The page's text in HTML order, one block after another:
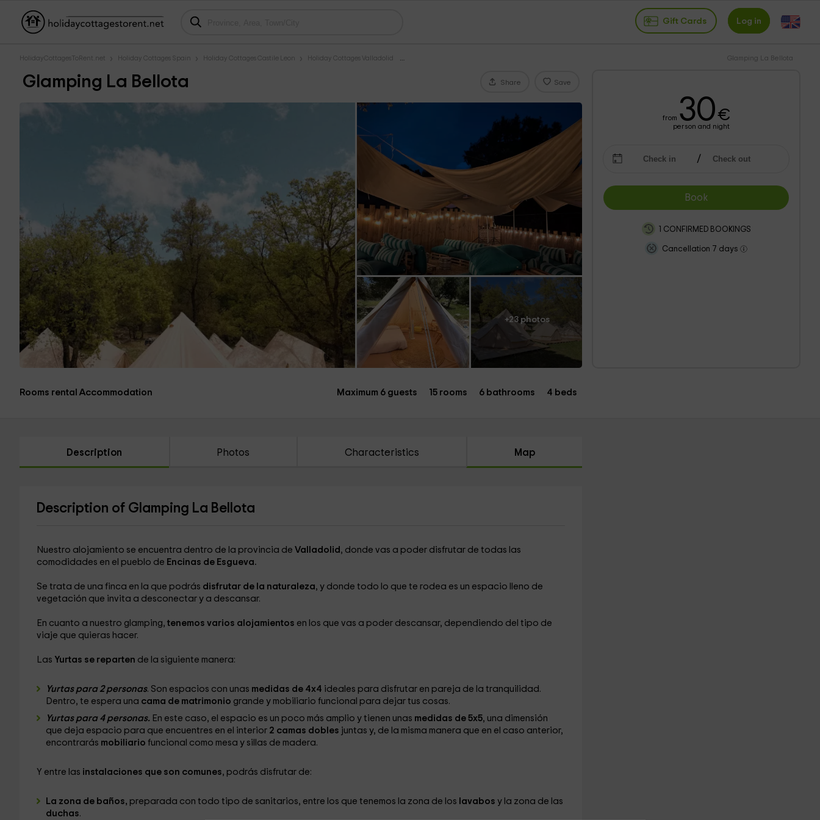
Gift Cards Log in
HolidayCottagesToRent.net Holiday Cottages Spain Holiday Cottages Castile Leon Holiday Cottages Valladolid Glamping La Bellota
Glamping La Bellota Share Save
+23 photos
from 30€
person and night
Book
1 CONFIRMED BOOKINGS
Cancellation 7 days
Rooms rental Accommodation Maximum 6 guests 15 rooms 6 bathrooms 4 beds
Description Photos Characteristics Map
Description of Glamping La Bellota
Nuestro alojamiento se encuentra dentro de la provincia de Valladolid , donde vas a poder disfrutar de todas las
comodidades en el pueblo de Encinas de Esgueva.
Se trata de una finca en la que podrás disfrutar de la naturaleza, y donde todo lo que te rodea es un espacio lleno de
vegetación que invita a desconectar y a descansar.
En cuanto a nuestro glamping, tenemos varios alojamientos en los que vas a poder descansar, dependiendo del tipo de
viaje que quieras hacer.
Las Yurtas se reparten de la siguiente manera:
Yurtas para 2 personas. Son espacios con unas medidas de 4x4 ideales para disfrutar en pareja de la tranquilidad.
Dentro, te espera una cama de matrimonio grande y mobiliario funcional para dejar tus cosas.
Yurtas para 4 personas. En este caso, el espacio es un poco más amplio y tienen unas medidas de 5x5, una dimensión
que deja espacio para que encuentres en el interior 2 camas dobles juntas y, de la misma manera que en el caso anterior,
encontrarás mobiliario funcional como mesa y sillas de madera.
Y entre las instalaciones que son comunes, podrás disfrutar de:
La zona de baños, preparada con todo tipo de sanitarios, entre los que tenemos la zona de los lavabos y la zona de las
duchas.